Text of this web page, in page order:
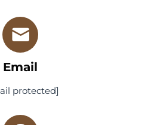
Email
protected]